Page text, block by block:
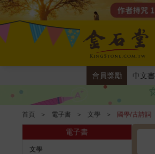
會員獎勵 中文書
首頁 ＞ 電子書 ＞ 文學 ＞ 國學/古詩詞
電子書
文學